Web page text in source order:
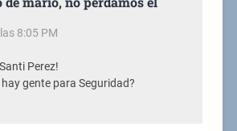
8:05 PM
Perez!
gente para Seguridad?